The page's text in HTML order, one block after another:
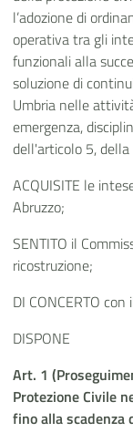
l’adozione di
operativa tra gli
funzionali alla
soluzione di
Umbria nelle
emergenza,
dell'articolo 5,
ACQUISITE le
Abruzzo;
SENTITO il
ricostruzione;
DI CONCERTO
DISPONE
Art. 1
Protezione Civile
fino alla scadenza